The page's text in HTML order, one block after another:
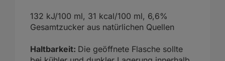
132 kJ/100 ml, 31 kcal/100 ml, 6,6%
Gesamtzucker aus natürlichen Quellen
Haltbarkeit: Die geöffnete Flasche sollte